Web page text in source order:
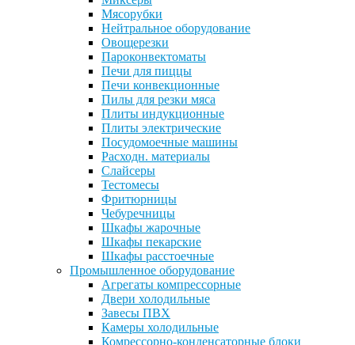
Мясорубки
Нейтральное оборудование
Овощерезки
Пароконвектоматы
Печи для пиццы
Печи конвекционные
Пилы для резки мяса
Плиты индукционные
Плиты электрические
Посудомоечные машины
Расходн. материалы
Слайсеры
Тестомесы
Фритюрницы
Чебуречницы
Шкафы жарочные
Шкафы пекарские
Шкафы расстоечные
Промышленное оборудование
Агрегаты компрессорные
Двери холодильные
Завесы ПВХ
Камеры холодильные
Комрессорно-конденсаторные блоки